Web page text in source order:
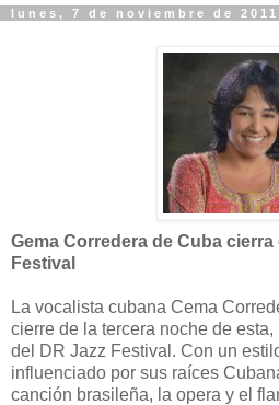
lunes, 7 de noviembre de 2011
Gema Corredera de Cuba
Festival
La vocalista cubana Cema
cierre de la tercera noche de
del DR Jazz Festival. Con un
influenciado por sus raíces
canción brasileña, la opera y el